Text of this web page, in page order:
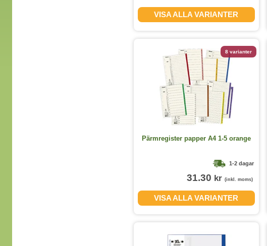
VISA ALLA VARIANTER
8 varianter
Pärmregister papper A4 1-5 orange
1-2 dagar
31.30 kr (inkl. moms)
VISA ALLA VARIANTER